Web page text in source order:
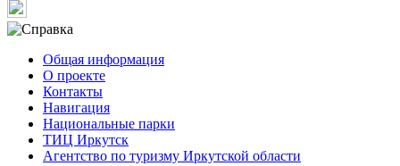
Общая информация
О проекте
Контакты
Навигация
Национальные парки
ТИЦ Иркутск
Агентство по туризму Иркутской области